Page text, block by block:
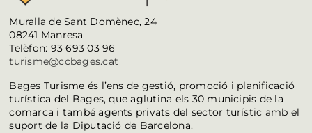
Muralla de Sant Domènec, 24
08241 Manresa
Telèfon: 93 693 03 96
turisme@ccbages.cat
Bages Turisme és l’ens de gestió, promoció i planificació
turística del Bages, que aglutina els 30 municipis de la
comarca i també agents privats del sector turístic amb el
suport de la Diputació de Barcelona.